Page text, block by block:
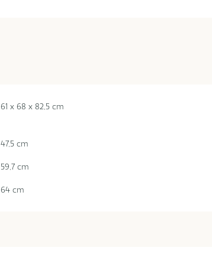
61 x 68 x 82,5 cm
47,5 cm
59,7 cm
64 cm